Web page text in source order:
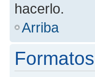
hacerlo.
Arriba